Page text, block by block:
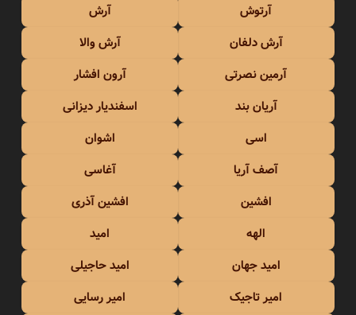
آرتوش
آرش
آرش دلفان
آرش والا
آرمین نصرتی
آرون افشار
آریان بند
اسفندیار دیزانی
اسی
اشوان
آصف آریا
آغاسی
افشین
افشین آذری
الهه
امید
امید جهان
امید حاجیلی
امیر تاجیک
امیر رسایی